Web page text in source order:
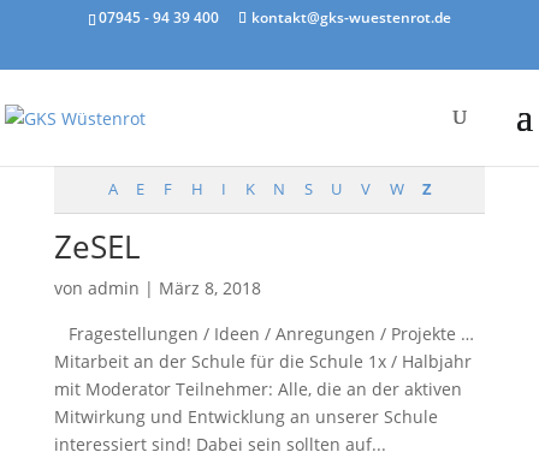
07945 - 94 39 400 kontakt@gks-wuestenrot.de
A E F H I K N S U V W Z
ZeSEL
von admin | März 8, 2018
Fragestellungen / Ideen / Anregungen / Projekte …
Mitarbeit an der Schule für die Schule 1x / Halbjahr
mit Moderator Teilnehmer: Alle, die an der aktiven
Mitwirkung und Entwicklung an unserer Schule
interessiert sind! Dabei sein sollten auf...